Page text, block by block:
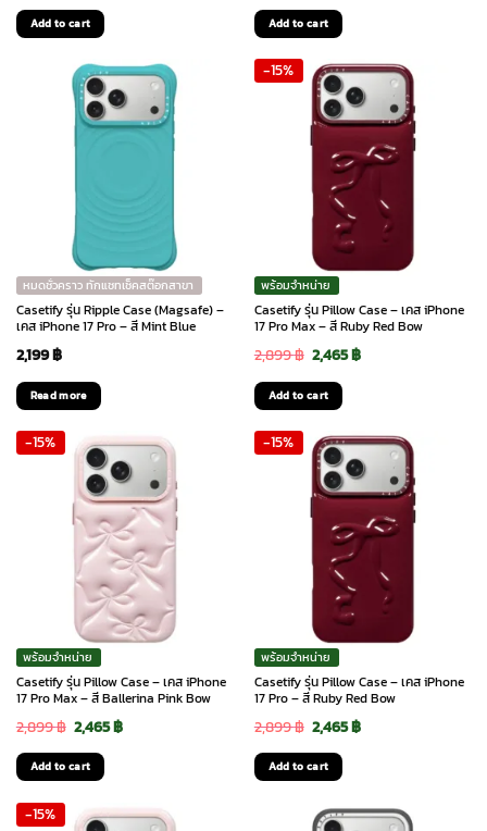
Add to cart Add to cart
หมดชั่วคราว ทักแชทเช็คสต๊อกสาขา
Casetify รุ่น Ripple Case (Magsafe) –
เคส iPhone 17 Pro – สี Mint Blue
2,199฿
Read more
-15%
พร้อมจำหน่าย
Casetify รุ่น Pillow Case – เคส iPhone
17 Pro Max – สี Ruby Red Bow
2,899฿ Original
price
was:
2,899 ฿.
2,465฿Current
2,465 ฿.
Add to cart
-15%
พร้อมจำหน่าย
Casetify รุ่น Pillow Case – เคส iPhone
17 Pro Max – สี Ballerina Pink Bow
2,899฿ Original
price
was:
2,899 ฿.
2,465฿Current
2,465 ฿.
Add to cart
-15%
พร้อมจำหน่าย
Casetify รุ่น Pillow Case – เคส iPhone
17 Pro – สี Ruby Red Bow
2,899฿ Original
price
was:
2,899 ฿.
2,465฿Current
2,465 ฿.
Add to cart
-15%